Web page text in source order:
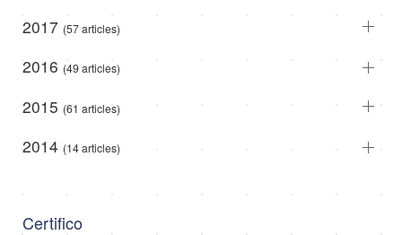
2017 (57 articles)
2016 (49 articles)
2015 (61 articles)
2014 (14 articles)
Certifico